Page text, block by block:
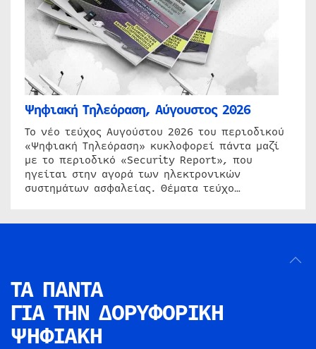
Ψηφιακή Τηλεόραση, Αύγουστος 2026
Το νέο τεύχος Αυγούστου 2026 του περιοδικού
«Ψηφιακή Τηλεόραση» κυκλοφορεί πάντα μαζί
με το περιοδικό «Security Report», που
ηγείται στην αγορά των ηλεκτρονικών
συστημάτων ασφαλείας. Θέματα τεύχο…
ΤΑ ΠΑΝΤΑ
ΓΙΑ ΤΗΝ ΔΟΡΥΦΟΡΙΚΗ
ΨΗΦΙΑΚΗ